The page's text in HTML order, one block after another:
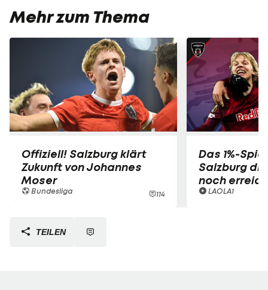
Mehr zum Thema
Offiziell! Salzburg klärt
Zukunft von Johannes
Moser
Bundesliga 114
Das 1%-
Salzburg
noch
LAOLA1
TEILEN